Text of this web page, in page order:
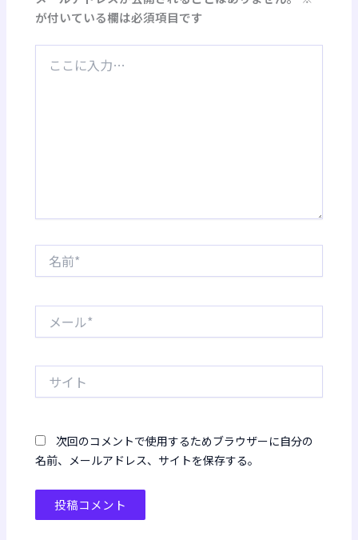
が付いている欄は必須項目です
次回のコメントで使用するためブラウザーに自分の
名前、メールアドレス、サイトを保存する。